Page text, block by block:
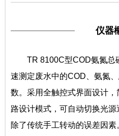
仪器
TR 8100C型COD氨氮总
速测定废水中的COD、氨氮
数。采用全触控式界面设计
路设计模式，可自动切换光
除了传统手工转动的误差因